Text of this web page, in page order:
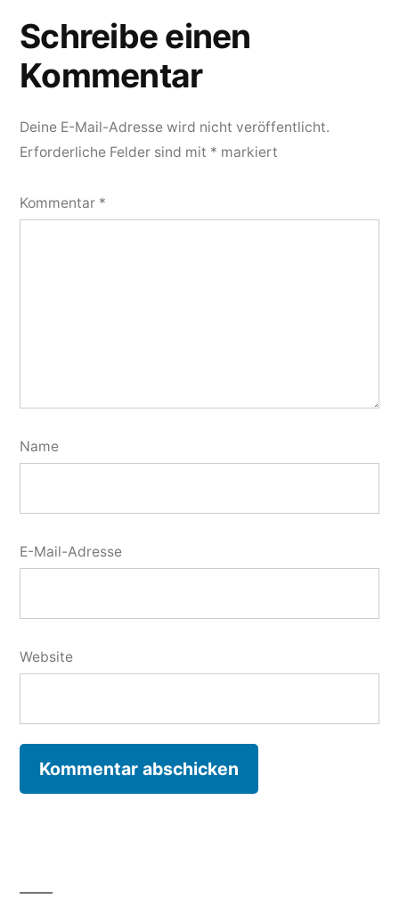
Schreibe einen
Kommentar
Deine E-Mail-Adresse wird nicht veröffentlicht.
Erforderliche Felder sind mit * markiert
Kommentar *
Name
E-Mail-Adresse
Website